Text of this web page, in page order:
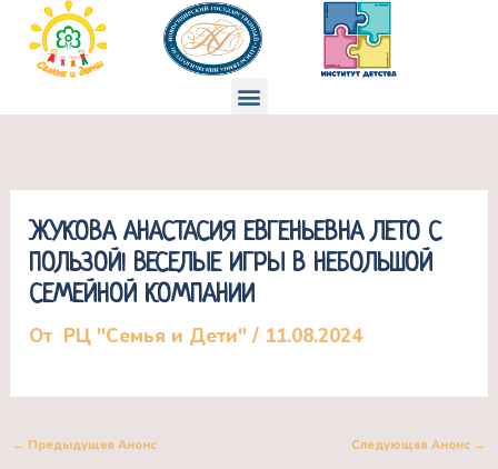
Перейти
содержимому
Меню
ЖУКОВА АНАСТАСИЯ ЕВГЕНЬЕВНА ЛЕТО С
ПОЛЬЗОЙ! ВЕСЕЛЫЕ ИГРЫ В НЕБОЛЬШОЙ
СЕМЕЙНОЙ КОМПАНИИ
От РЦ "Семья и Дети"/ 11.08.2024
← Предыдущая Анонс Следующая Анонс →